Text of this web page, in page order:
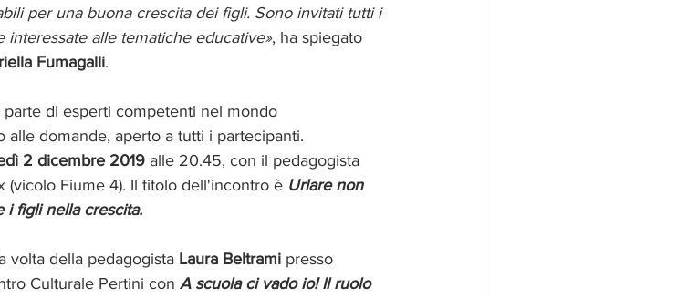
per una buona crescita dei figli. Sono invitati tutti i
alle tematiche educative», ha spiegato
Fumagalli.
di esperti competenti nel mondo
domande, aperto a tutti i partecipanti.
2 dicembre 2019 alle 20.45, con il pedagogista
(vicolo Fiume 4). Il titolo dell'incontro è Urlare non
i figli nella crescita.
volta della pedagogista Laura Beltrami presso
Culturale Pertini con A scuola ci vado io! Il ruolo